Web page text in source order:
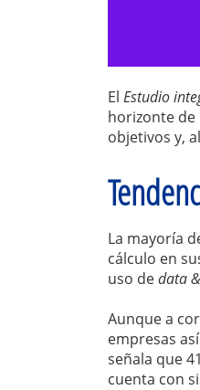
El Estudio
horizonte de
objetivos y,
La mayoría
cálculo en
uso dedata
Aunque a
empresas
señala que
cuenta con